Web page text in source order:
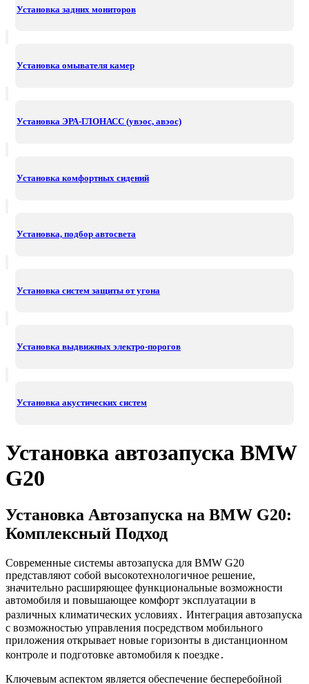
Установка задних мониторов
Установка омывателя камер
Установка ЭРА-ГЛОНАСС (увэос, авэос)
Установка комфортных сидений
Установка, подбор автосвета
Установка систем защиты от угона
Установка выдвижных электро-порогов
Установка акустических систем
Установка автозапуска BMW
G20
Установка Автозапуска на BMW G20:
Комплексный Подход
Современные системы автозапуска для BMW G20
представляют собой высокотехнологичное решение,
значительно расширяющее функциональные возможности
автомобиля и повышающее комфорт эксплуатации в
различных климатических условиях․ Интеграция автозапуска
с возможностью управления посредством мобильного
приложения открывает новые горизонты в дистанционном
контроле и подготовке автомобиля к поездке․
Ключевым аспектом является обеспечение бесперебойной